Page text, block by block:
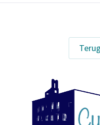
Inloggen
E-mailadres
Het
gratis toegang
Het
waardoor per
kaart gratis